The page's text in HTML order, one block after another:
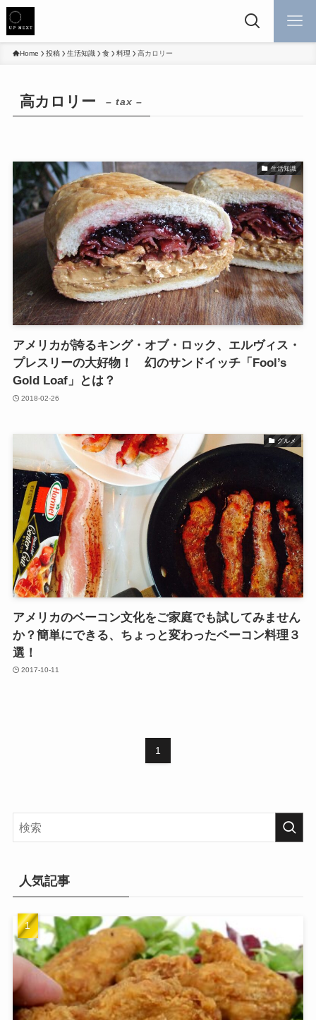
Home 投稿 生活知識 食 料理 高カロリー
高カロリー – tax –
生活知識
アメリカが誇るキング・オブ・ロック、エルヴィス・
プレスリーの大好物！ 幻のサンドイッチ「Fool’s
Gold Loaf」とは？
2018-02-26
グルメ
アメリカのベーコン文化をご家庭でも試してみません
か？簡単にできる、ちょっと変わったベーコン料理３
選！
2017-10-11
1
人気記事